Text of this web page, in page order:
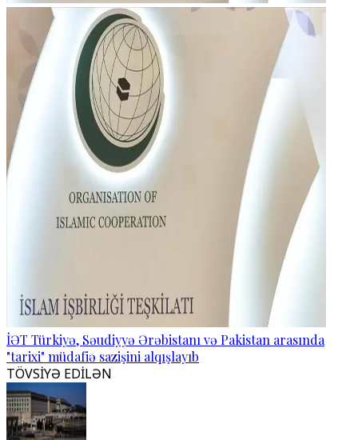
İƏT Türkiyə, Səudiyyə Ərəbistanı və Pakistan arasında
"tarixi" müdafiə sazişini alqışlayıb
TÖVSİYƏ EDİLƏN